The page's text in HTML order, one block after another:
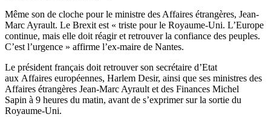
Même son de cloche pour le ministre des Affaires étrangères, Jean-
Marc Ayrault. Le Brexit est « triste pour le Royaume-Uni. L’Europe
continue, mais elle doit réagir et retrouver la confiance des peuples.
C’est l’urgence » affirme l’ex-maire de Nantes.
Le président français doit retrouver son secrétaire d’Etat
aux Affaires européennes, Harlem Desir, ainsi que ses ministres des
Affaires étrangères Jean-Marc Ayrault et des Finances Michel
Sapin à 9 heures du matin, avant de s’exprimer sur la sortie du
Royaume-Uni.